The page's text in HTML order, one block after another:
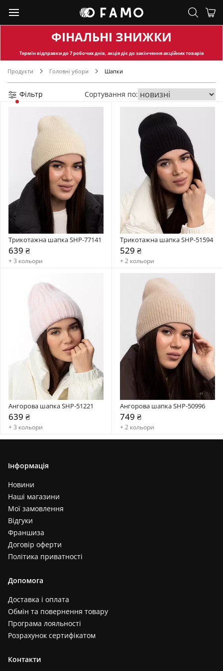
ФІНАЛЬНІ ЗНИЖКИ
Термін відправкидо 7 робочих днів, акція діє до закінчення акційних товарів
Продукти Головні убори Шапки
Фільтр Сортування по:
Трикотажна шапка SHP-77141
639 ₴
+ 3 кольори
Трикотажна шапка SHP-51594
529 ₴
+ 2 кольори
Ангорова шапка SHP-51221
639 ₴
+ 3 кольори
Ангорова шапка SHP-50996
749 ₴
+ 2 кольори
Інформація
Новини
Наші магазини
Мої замовлення
Відгуки
Франшиза
Договір оферти
Політика приватності
Допомога
Доставка і оплата
Обмін та повернення товару
Програма лояльності
Розрахунок сертифікатом
Контакти